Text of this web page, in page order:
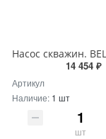
14 454 ₽
Артикул
Наличие: 1 шт
шт